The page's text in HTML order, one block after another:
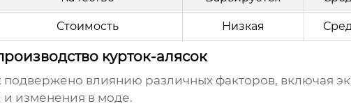
Стоимость Низкая
курток-алясок
подвержено влиянию различных факторов, включая
и изменения в моде.